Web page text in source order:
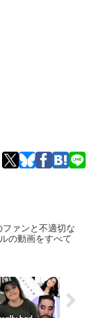
ァンと不適切な
の動画をすべて